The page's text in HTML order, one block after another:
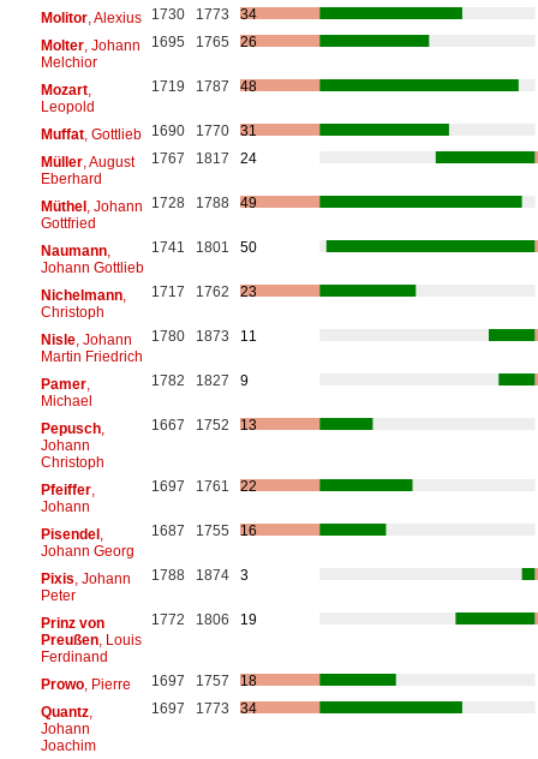
Molitor, Alexius 1730 1773
34
Molter, Johann
Melchior
1695 1765 26
Mozart,
Leopold
1719 1787 48
Muffat, Gottlieb 1690 1770
31
Müller, August
Eberhard
1767 1817 24
Müthel, Johann
Gottfried
1728 1788 49
Naumann,
Johann Gottlieb
1741 1801 50
Nichelmann,
Christoph
1717 1762 23
Nisle, Johann
Martin Friedrich
1780 1873 11
Pamer,
Michael
1782 1827 9
Pepusch,
Johann
Christoph
1667 1752 13
Pfeiffer,
Johann
1697 1761 22
Pisendel,
Johann Georg
1687 1755 16
Pixis , Johann
Peter
1788 1874 3
Prinz von
Preußen, Louis
Ferdinand
1772 1806 19
Prowo, Pierre 1697 1757
18
Quantz,
Johann
Joachim
1697 1773 34